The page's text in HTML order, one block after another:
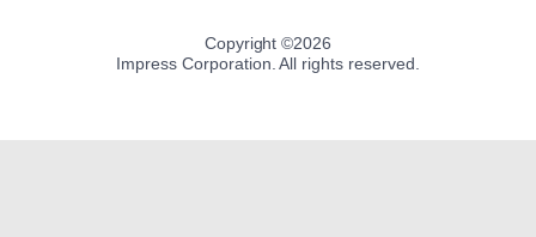
Copyright ©2026
Impress Corporation. All rights reserved.